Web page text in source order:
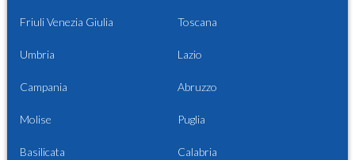
Friuli Venezia Giulia Toscana
Umbria Lazio
Campania Abruzzo
Molise Puglia
Basilicata Calabria